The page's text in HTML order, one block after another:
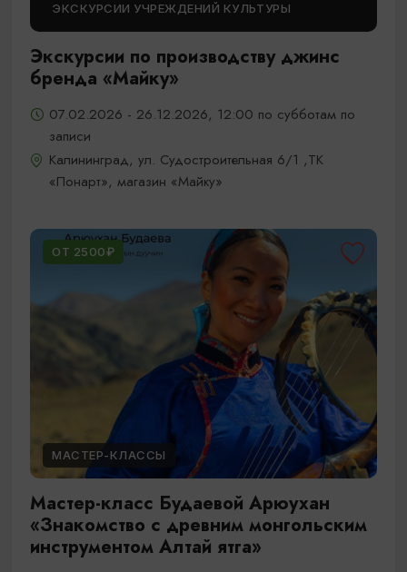
ЭКСКУРСИИ УЧРЕЖДЕНИЙ КУЛЬТУРЫ
Экскурсии по производству джинс
бренда «Майку»
07.02.2026 - 26.12.2026, 12:00 по субботам по
записи
Калининград, ул. Судостроительная 6/1 ,ТК
«Понарт», магазин «Майку»
ОТ 2500₽
МАСТЕР-КЛАССЫ
Мастер-класс Будаевой Арюухан
«Знакомство с древним монгольским
инструментом Алтай ятга»